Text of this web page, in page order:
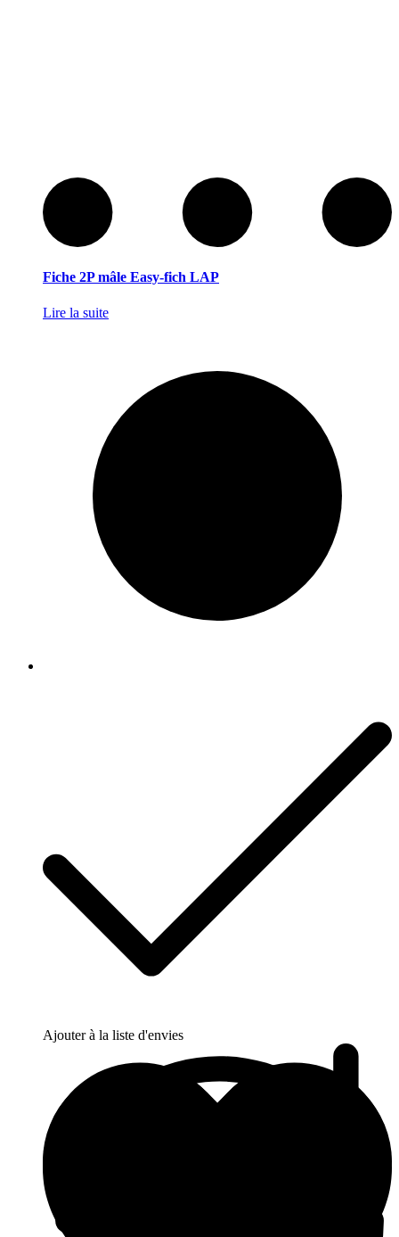
Fiche 2P mâle Easy-fich LAP
Lire la suite
Ajouter à la liste d'envies